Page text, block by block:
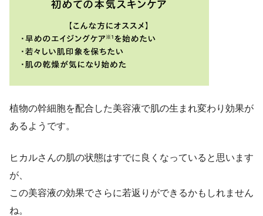
植物の幹細胞を配合した美容液で肌の生まれ変わり効果が
あるようです。
ヒカルさんの肌の状態はすでに良くなっていると思います
が、
この美容液の効果でさらに若返りができるかもしれません
ね。